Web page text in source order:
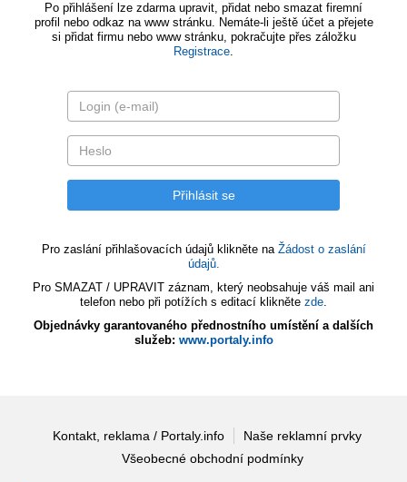
Po přihlášení lze zdarma upravit, přidat nebo smazat firemní
profil nebo odkaz na www stránku. Nemáte-li ještě účet a přejete
si přidat firmu nebo www stránku, pokračujte přes záložku
Registrace.
Pro zaslání přihlašovacích údajů klikněte na Žádost o zaslání
údajů.
Pro SMAZAT / UPRAVIT záznam, který neobsahuje váš mail ani
telefon nebo při potížích s editací klikněte zde.
Objednávky garantovaného přednostního umístění a dalších
služeb: www.portaly.info
Kontakt, reklama / Portaly.info
Naše reklamní prvky
Všeobecné obchodní podmínky